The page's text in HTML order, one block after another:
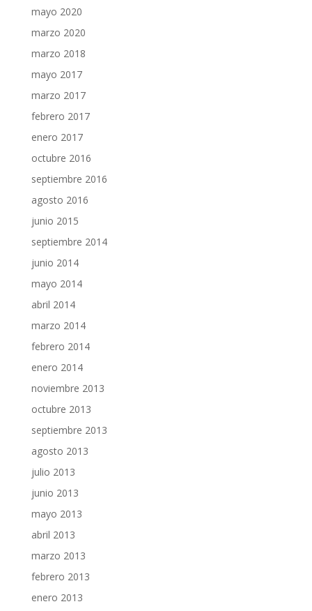
mayo 2020
marzo 2020
marzo 2018
mayo 2017
marzo 2017
febrero 2017
enero 2017
octubre 2016
septiembre 2016
agosto 2016
junio 2015
septiembre 2014
junio 2014
mayo 2014
abril 2014
marzo 2014
febrero 2014
enero 2014
noviembre 2013
octubre 2013
septiembre 2013
agosto 2013
julio 2013
junio 2013
mayo 2013
abril 2013
marzo 2013
febrero 2013
enero 2013